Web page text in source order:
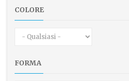
COLORE
FORMA